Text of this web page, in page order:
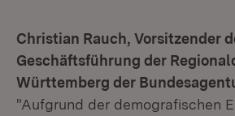
Christian Rauch, Vorsitzender
Geschäftsführung der
Württemberg der
"Aufgrund der demografischen